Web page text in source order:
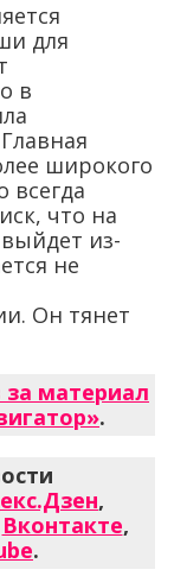
для
в
широкого
всегда
что на
из-
не
Он тянет
материал
.
,
Вконтакте,
.